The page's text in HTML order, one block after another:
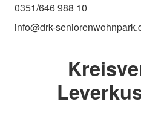
0351/646 988 10
info@drk-